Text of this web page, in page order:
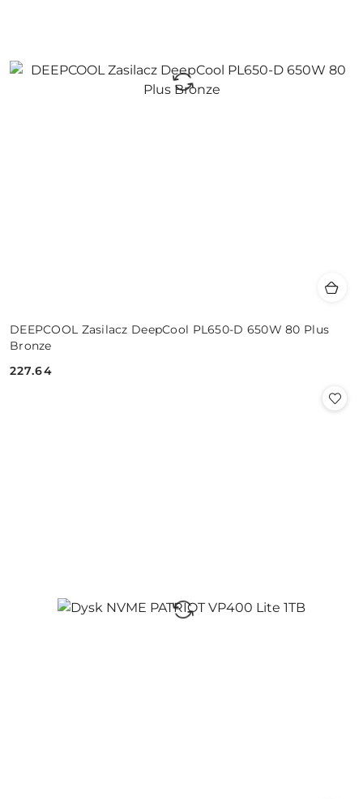
DEEPCOOL Zasilacz DeepCool PL650-D 650W 80 Plus
Bronze
Cena:
227.64